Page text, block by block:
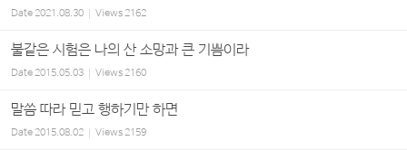
Date2021.08.30 Views2162
불같은 시험은 나의 산 소망과 큰 기쁨이라
Date2015.05.03 Views2160
말씀 따라 믿고 행하기만 하면
Date2015.08.02 Views2159